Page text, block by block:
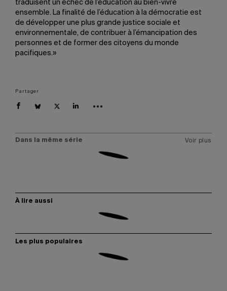
traduisent un échec de l’éducation au bien-vivre
ensemble. La finalité de l’éducation à la démocratie est
de développer une plus grande justice sociale et
environnementale, de contribuer à l’émancipation des
personnes et de former des citoyens du monde
pacifiques.»
Partager
Dans la même série Voir plus
À lire aussi
Les plus populaires